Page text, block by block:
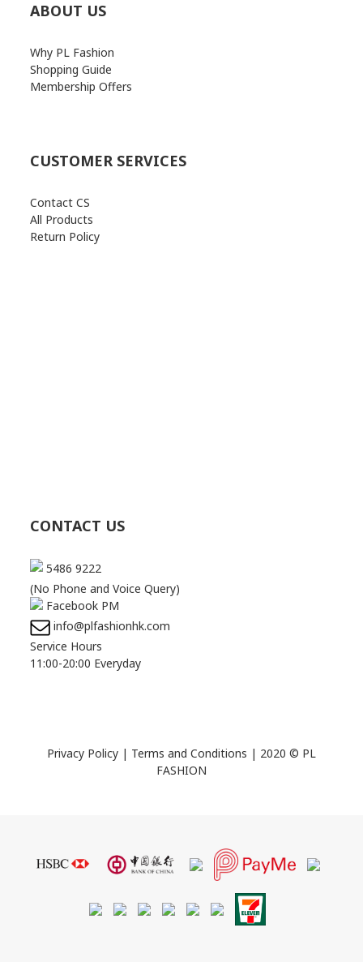
ABOUT US
Why PL Fashion
Shopping Guide
Membership Offers
CUSTOMER SERVICES
Contact CS
All Products
Return Policy
CONTACT US
5486 9222
(No Phone and Voice Query)
Facebook PM
info@plfashionhk.com
Service Hours
11:00-20:00 Everyday
Privacy Policy | Terms and Conditions | 2020 © PL
FASHION